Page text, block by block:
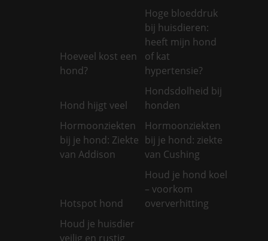
Hoeveel kost een
hond?
Hoge bloeddruk
bij huisdieren:
heeft mijn hond
of kat
hypertensie?
Hond hijgt veel
Hondsdolheid bij
honden
Hormoonziekten
bij je hond: Ziekte
van Addison
Hormoonziekten
bij je hond: ziekte
van Cushing
Hotspot hond
Houd je hond koel
– voorkom
oververhitting
Houd je huisdier
veilig en rustig